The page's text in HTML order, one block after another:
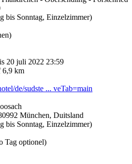
bis Sonntag, Einzelzimmer)
20 juli 2022 23:59
6,9 km
de/sudste ... veTab=main
München, Duitsland
bis Sonntag, Einzelzimmer)
Tag optionel)